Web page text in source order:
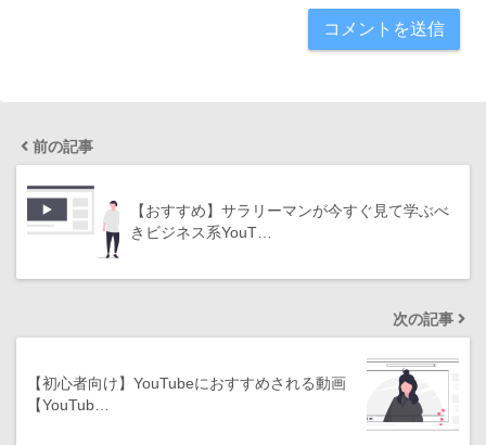
前の記事
【おすすめ】サラリーマンが今すぐ見て学ぶべ
きビジネス系YouT…
次の記事
【初心者向け】YouTubeにおすすめされる動画
【YouTub…